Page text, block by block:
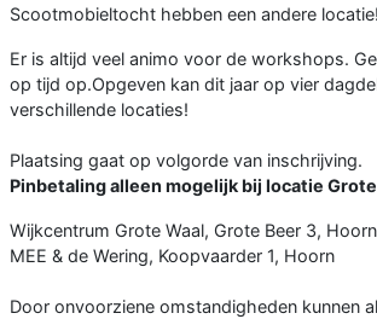
Scootmobieltocht hebben een andere locatie!
Er is altijd veel animo voor de workshops.
op tijd op.Opgeven kan dit jaar op vier
verschillende locaties!
Plaatsing gaat op volgorde van inschrijving.
Pinbetaling alleen mogelijk bij locatie Grote
Wijkcentrum Grote Waal, Grote Beer 3, Hoorn
MEE & de Wering, Koopvaarder 1, Hoorn
Door onvoorziene omstandigheden kunnen